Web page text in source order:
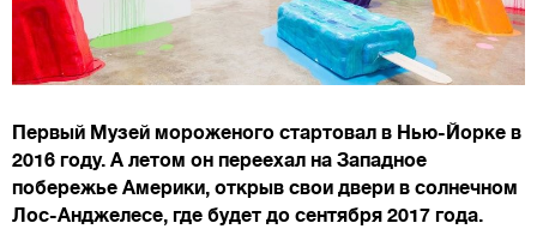
Первый Музей мороженого стартовал в Нью-Йорке в
2016 году. А летом он переехал на Западное
побережье Америки, открыв свои двери в солнечном
Лос-Анджелесе, где будет до сентября 2017 года.